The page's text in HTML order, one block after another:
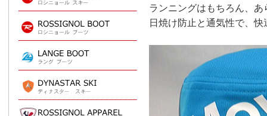
ランニングはもちろん、
日焼け防止と通気性で、快